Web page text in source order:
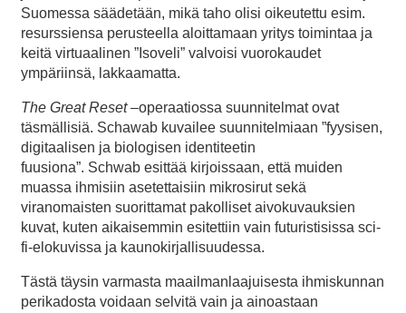
Suomessa säädetään, mikä taho olisi oikeutettu esim.
resurssiensa perusteella aloittamaan yritys toimintaa ja
keitä virtuaalinen ”Isoveli” valvoisi vuorokaudet
ympäriinsä, lakkaamatta.
The Great Reset–operaatiossa suunnitelmat ovat
täsmällisiä. Schawab kuvailee suunnitelmiaan ”fyysisen,
digitaalisen ja biologisen identiteetin
fuusiona”. Schwab esittää kirjoissaan, että muiden
muassa ihmisiin asetettaisiin mikrosirut sekä
viranomaisten suorittamat pakolliset aivokuvauksien
kuvat, kuten aikaisemmin esitettiin vain futuristisissa sci-
fi-elokuvissa ja kaunokirjallisuudessa.
Tästä täysin varmasta maailmanlaajuisesta ihmiskunnan
perikadosta voidaan selvitä vain ja ainoastaan